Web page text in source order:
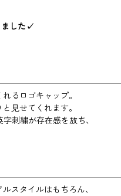
ました✓
るロゴキャップ。
見せてくれます。
刺繍が存在感を放ち、
スタイルはもちろん、